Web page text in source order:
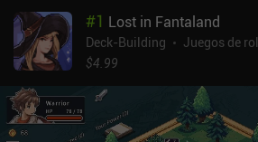
#1 Lost in Fantaland
Deck-Building
Juegos de rol
$4.99